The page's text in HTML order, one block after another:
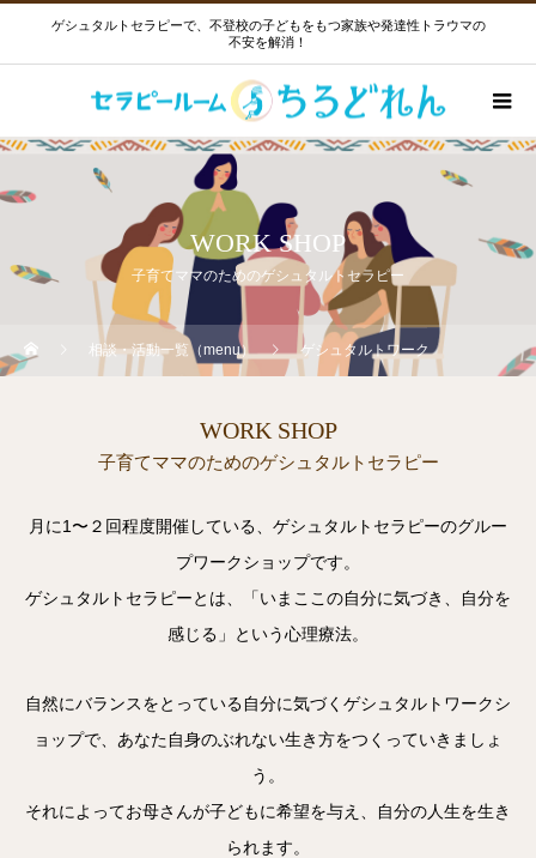
ゲシュタルトセラピーで、不登校の子どもをもつ家族や発達性トラウマの
不安を解消！
WORK SHOP
子育てママのためのゲシュタルトセラピー
相談・活動一覧（menu） ゲシュタルトワーク
WORK SHOP
子育てママのためのゲシュタルトセラピー
月に1〜２回程度開催している、ゲシュタルトセラピーのグルー
プワークショップです。
ゲシュタルトセラピーとは、「いまここの自分に気づき、自分を
感じる」という心理療法。
自然にバランスをとっている自分に気づくゲシュタルトワークシ
ョップで、あなた自身のぶれない生き方をつくっていきましょ
う。
それによってお母さんが子どもに希望を与え、自分の人生を生き
られます。